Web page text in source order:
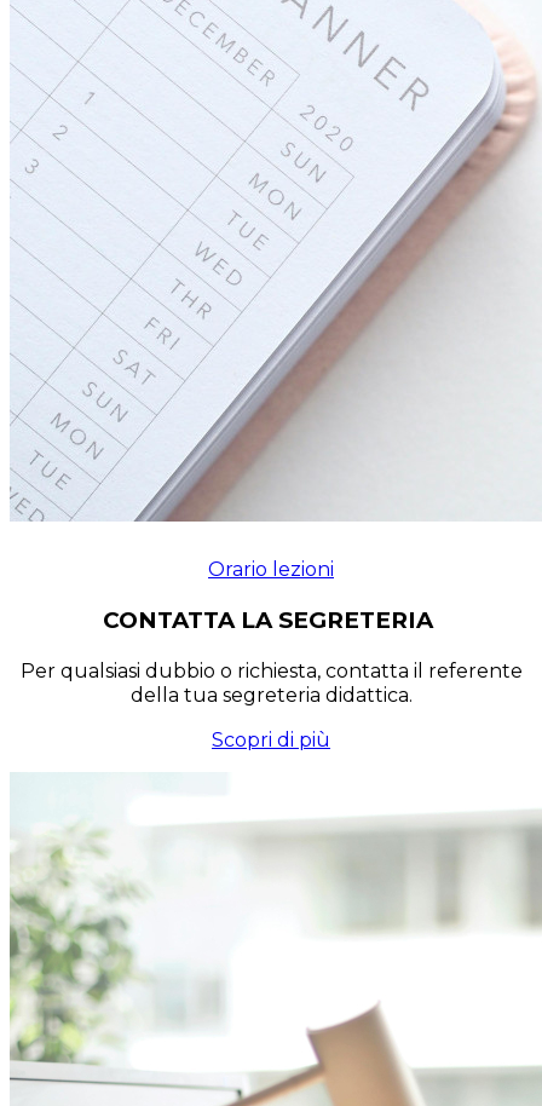
Orario lezioni
CONTATTA LA SEGRETERIA
Per qualsiasi dubbio o richiesta, contatta il referente
della tua segreteria didattica.
Scopri di più